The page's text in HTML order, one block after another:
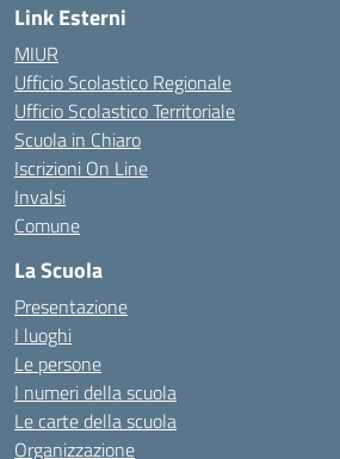
Link Esterni
MIUR
Ufficio Scolastico Regionale
Ufficio Scolastico Territoriale
Scuola in Chiaro
Iscrizioni On Line
Invalsi
Comune
La Scuola
Presentazione
I luoghi
Le persone
I numeri della scuola
Le carte della scuola
Organizzazione